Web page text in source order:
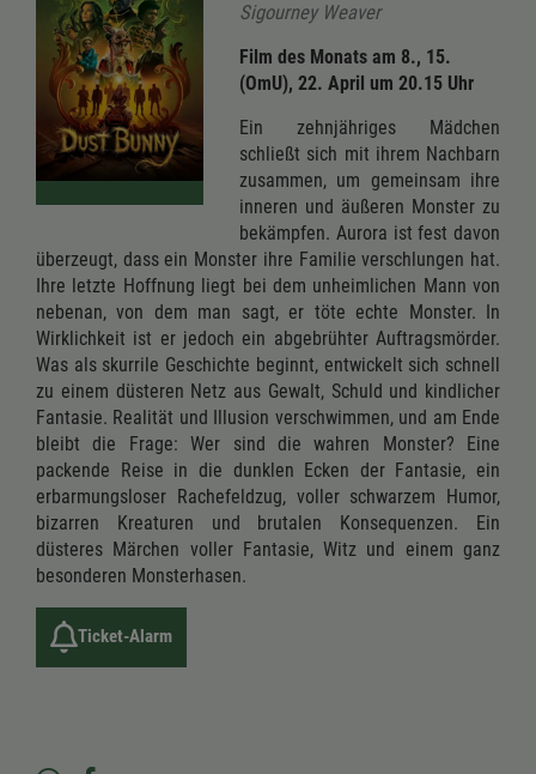
Sigourney Weaver
Film des Monats am 8., 15.
(OmU), 22. April um 20.15 Uhr
Ein zehnjähriges Mädchen
schließt sich mit ihrem Nachbarn
zusammen, um gemeinsam ihre
inneren und äußeren Monster zu
bekämpfen. Aurora ist fest davon
überzeugt, dass ein Monster ihre Familie verschlungen hat.
Ihre letzte Hoffnung liegt bei dem unheimlichen Mann von
nebenan, von dem man sagt, er töte echte Monster. In
Wirklichkeit ist er jedoch ein abgebrühter Auftragsmörder.
Was als skurrile Geschichte beginnt, entwickelt sich schnell
zu einem düsteren Netz aus Gewalt, Schuld und kindlicher
Fantasie. Realität und Illusion verschwimmen, und am Ende
bleibt die Frage: Wer sind die wahren Monster? Eine
packende Reise in die dunklen Ecken der Fantasie, ein
erbarmungsloser Rachefeldzug, voller schwarzem Humor,
bizarren Kreaturen und brutalen Konsequenzen. Ein
düsteres Märchen voller Fantasie, Witz und einem ganz
besonderen Monsterhasen.
Ticket-Alarm